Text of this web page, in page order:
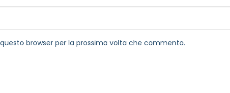
browser per la prossima volta che commento.